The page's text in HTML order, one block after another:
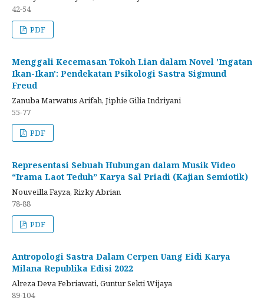
42-54
PDF
Menggali Kecemasan Tokoh Lian dalam Novel 'Ingatan
Ikan-Ikan': Pendekatan Psikologi Sastra Sigmund
Freud
Zanuba Marwatus Arifah, Jiphie Gilia Indriyani
55-77
PDF
Representasi Sebuah Hubungan dalam Musik Video
“Irama Laot Teduh” Karya Sal Priadi (Kajian Semiotik)
Nouveilla Fayza, Rizky Abrian
78-88
PDF
Antropologi Sastra Dalam Cerpen Uang Eidi Karya
Milana Republika Edisi 2022
Alreza Deva Febriawati, Guntur Sekti Wijaya
89-104